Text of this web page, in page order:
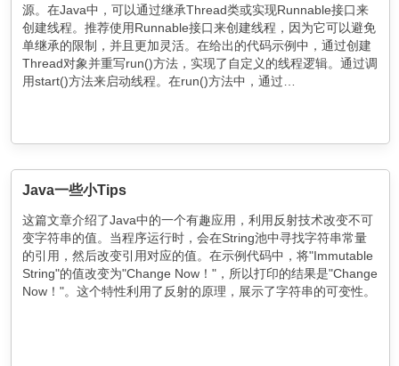
源。在Java中，可以通过继承Thread类或实现Runnable接口来
创建线程。推荐使用Runnable接口来创建线程，因为它可以避免
单继承的限制，并且更加灵活。在给出的代码示例中，通过创建
Thread对象并重写run()方法，实现了自定义的线程逻辑。通过调
用start()方法来启动线程。在run()方法中，通过
Java一些小Tips
这篇文章介绍了Java中的一个有趣应用，利用反射技术改变不可
变字符串的值。当程序运行时，会在String池中寻找字符串常量
的引用，然后改变引用对应的值。在示例代码中，将"Immutable
String"的值改变为"Change Now！"，所以打印的结果是"Change
Now！"。这个特性利用了反射的原理，展示了字符串的可变性。